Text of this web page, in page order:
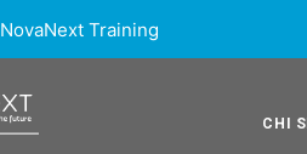
NovaNext Training
CHI